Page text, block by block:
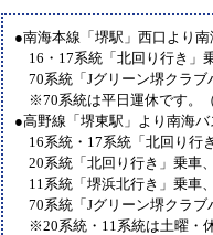
●南海本線「堺駅」西口より
16・17系統「北回り行き」
70系統「Jグリーン堺クラ
※70系統は平日運休です。
●高野線「堺東駅」より南海バ
16系統・17系統「北回り行
20系統「北回り行き」乗車
11系統「堺浜北行き」乗車
70系統「Jグリーン堺クラ
※20系統・11系統は土曜・